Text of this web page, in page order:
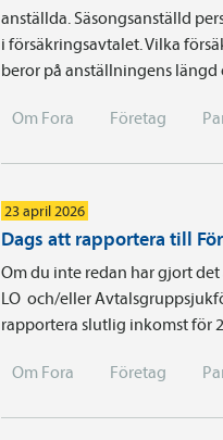
anställda. Säsongsanställd
i försäkringsavtalet. Vilka
beror på anställningens
Om Fora Företag
23 april 2026
Dags att rapportera till
Om du inte redan har gjort
LO och/eller
rapportera slutlig inkomst för
Om Fora Företag